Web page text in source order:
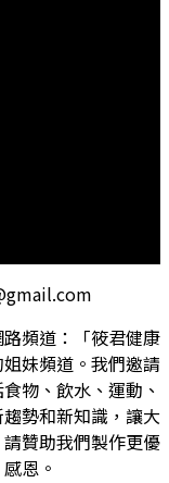
頻道：「筱君健康
妹頻道。我們邀請
物、飲水、運動、
勢和新知識，讓大
贊助我們製作更優
恩。